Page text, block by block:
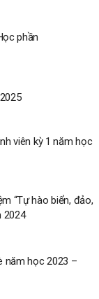
phần
viên kỳ 1 năm học
“Tự hào biển, đảo,
2024
năm học 2023 –